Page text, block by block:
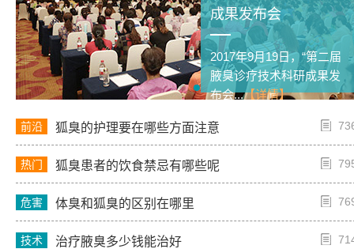
成果发布会
2017年9月19日，“第二届
腋臭诊疗技术科研成果发
布会...【详情】
前沿 狐臭的护理要在哪些方面注意
热门 狐臭患者的饮食禁忌有哪些呢
危害 体臭和狐臭的区别在哪里
技术 治疗腋臭多少钱能治好